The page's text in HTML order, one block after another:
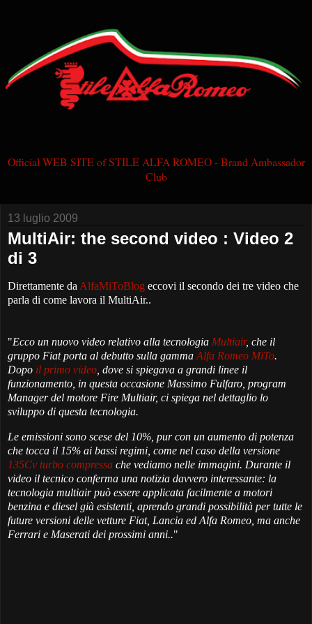
Official WEB SITE of STILE ALFA ROMEO - Brand Ambassador
Club
13 luglio 2009
MultiAir: the second video : Video 2
di 3
Direttamente da AlfaMiToBlog eccovi il secondo dei tre video che
parla di come lavora il MultiAir..
"Ecco un nuovo video relativo alla tecnologia Multiair, che il
gruppo Fiat porta al debutto sulla gamma Alfa Romeo MiTo.
Dopo il primo video , dove si spiegava a grandi linee il
funzionamento, in questa occasione Massimo Fulfaro, program
Manager del motore Fire Multiair, ci spiega nel dettaglio lo
sviluppo di questa tecnologia.
Le emissioni sono scese del 10%, pur con un aumento di potenza
che tocca il 15% ai bassi regimi, come nel caso della versione
135Cv turbo compressa che vediamo nelle immagini. Durante il
video il tecnico conferma una notizia davvero interessante: la
tecnologia multiair può essere applicata facilmente a motori
benzina e diesel già esistenti, aprendo grandi possibilità per tutte le
future versioni delle vetture Fiat, Lancia ed Alfa Romeo, ma anche
Ferrari e Maserati dei prossimi anni.."